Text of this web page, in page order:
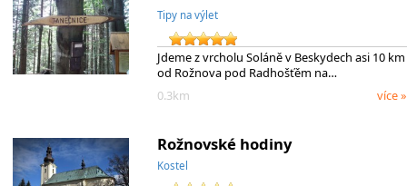
Tipy na výlet
Jdeme z vrcholu Soláně v Beskydech asi 10 km
od Rožnova pod Radhošťěm na…
0.3km
více »
Rožnovské hodiny
Kostel